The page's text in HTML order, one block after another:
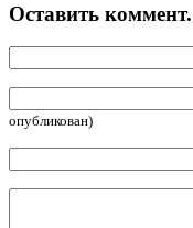
Оставить коммент.
опубликован)